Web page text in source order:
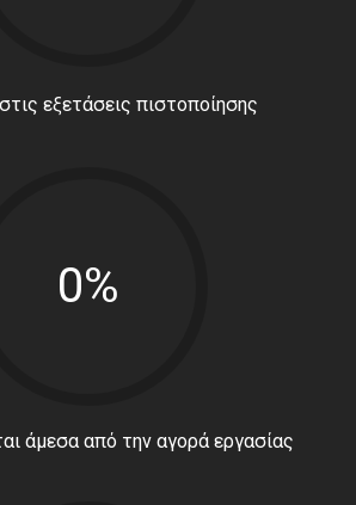
εξετάσεις πιστοποίησης
0%
άμεσα από την αγορά εργασίας